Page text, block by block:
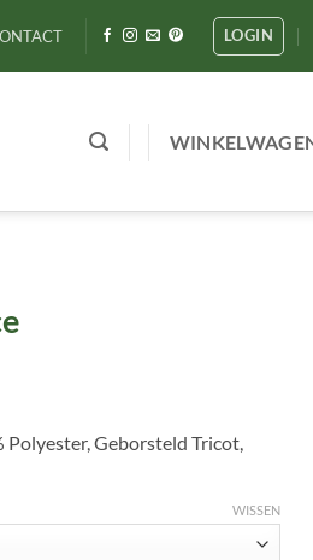
LOGIN
Geborsteld Tricot,
WISSEN